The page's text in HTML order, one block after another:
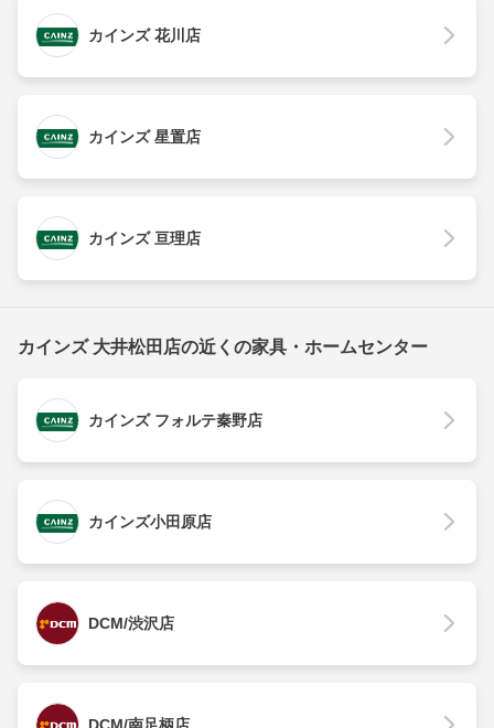
カインズ 花川店
カインズ 星置店
カインズ 亘理店
カインズ 大井松田店の近くの家具・ホームセンター
カインズ フォルテ秦野店
カインズ小田原店
DCM/渋沢店